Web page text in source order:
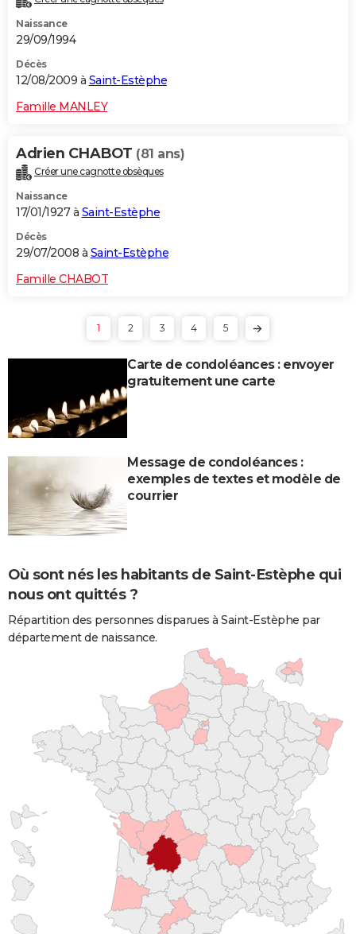
Naissance
29/09/1994
Décès
12/08/2009 à Saint-Estèphe
Famille MANLEY
Adrien CHABOT (81 ans)
Créer une cagnotte obsèques
Naissance
17/01/1927 à Saint-Estèphe
Décès
29/07/2008 à Saint-Estèphe
Famille CHABOT
1 2 3 4 5
Carte de condoléances : envoyer
gratuitement une carte
Message de condoléances :
exemples de textes et modèle de
courrier
Où sont nés les habitants de Saint-Estèphe qui
nous ont quittés ?
Répartition des personnes disparues à Saint-Estèphe par
département de naissance.